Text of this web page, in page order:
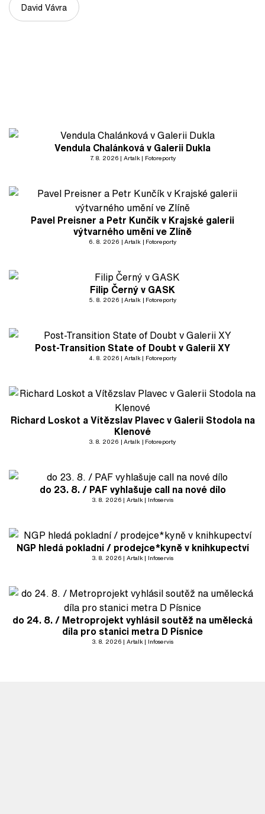
David Vávra
Vendula Chalánková v Galerii Dukla
7. 8. 2026 Artalk Fotoreporty
Pavel Preisner a Petr Kunčík v Krajské galerii
výtvarného umění ve Zlíně
6. 8. 2026 Artalk Fotoreporty
Filip Černý v GASK
5. 8. 2026 Artalk Fotoreporty
Post-Transition State of Doubt v Galerii XY
4. 8. 2026 Artalk Fotoreporty
Richard Loskot a Vítězslav Plavec v Galerii Stodola na
Klenové
3. 8. 2026 Artalk Fotoreporty
do 23. 8. / PAF vyhlašuje call na nové dílo
3. 8. 2026 Artalk Infoservis
NGP hledá pokladní / prodejce*kyně v knihkupectví
3. 8. 2026 Artalk Infoservis
do 24. 8. / Metroprojekt vyhlásil soutěž na umělecká
díla pro stanici metra D Písnice
3. 8. 2026 Artalk Infoservis